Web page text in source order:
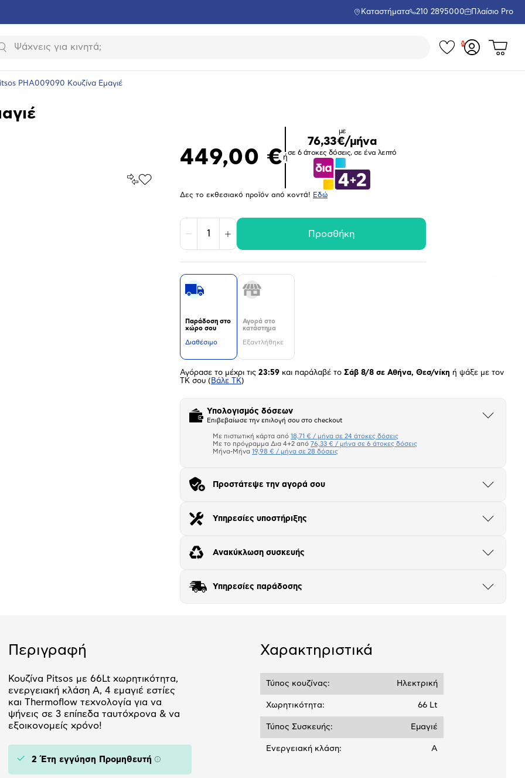
Καταστήματα 210 2895000 Πλαίσιο Pro
Αναζήτηση
Τα
Δες
PHA009090 Κουζίνα Εμαγιέ
Σύγκρινέ
Προσθήκη
φωτογραφίας
449,00 € ή
με
76,33€/μήνα
σε 6 άτοκες δόσεις, σε ένα λεπτό
Δες το εκθεσιακό προϊόν από κοντά! Eδώ
Μείωση Αύξηση Προσθήκη
Παράδοση στο
χώρο σου
Διαθέσιμο
Αγορά στο
κατάστημα
Εξαντλήθηκε
Αγόρασε το μέχρι τις 23:59 και παράλαβέ το Σάβ 8/8 σε Αθήνα, Θεσ/νίκη ή ψάξε με τον
ΤΚ σου ( Βάλε ΤΚ)
Υπολογισμός δόσεων
Επιβεβαίωσε την επιλογή σου στο checkout
Άνοιξε
Πιστωτική κάρτα
Μήνα Μήνα
Με πιστωτική κάρτα από 18,71 € / μήνα σε 24 άτοκες δόσεις
Με το πρόγραμμα Δια 4+2 από 76,33 € / μήνα σε 6 άτοκες δόσεις
Μήνα-Μήνα 19,98 € / μήνα σε 28 δόσεις
Προστάτεψε την αγορά σου
Άνοιξε
Υπηρεσίες υποστήριξης
Άνοιξε
Ανακύκλωση συσκευής
Άνοιξε
Υπηρεσίες παράδοσης
Άνοιξε
Περιγραφή
Κουζίνα Pitsos με 66Lt χωρητικότητα,
ενεργειακή κλάση Α, 4 εμαγιέ εστίες
και Thermoflow τεχνολογία για να
ψήνεις σε 3 επίπεδα ταυτόχρονα & να
εξοικονομείς χρόνο!
2 Έτη εγγύηση Προμηθευτή Πληροφορίες
Χαρακτηριστικά
Τύπος κουζίνας: Ηλεκτρική
Χωρητικότητα: 66 Lt
Τύπος Συσκευής: Εμαγιέ
Ενεργειακή κλάση: A